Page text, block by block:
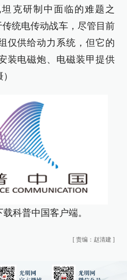
克研制中面临的难题之
传统电传动战车，尽管目前
仅供给动力系统，但它的
装电磁炮、电磁装甲提供
科普中国客户端。
[ 责编：赵清建 ]